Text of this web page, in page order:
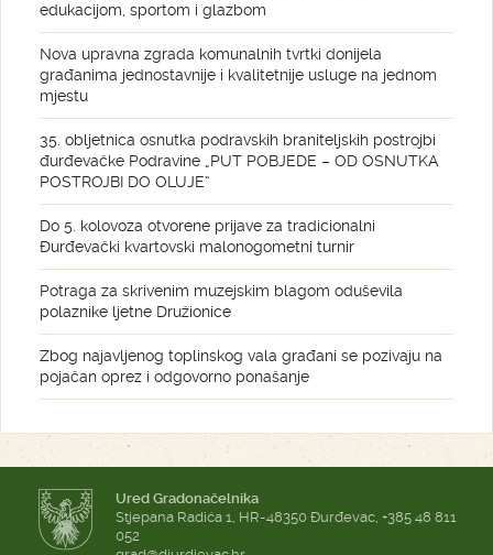
edukacijom, sportom i glazbom
Nova upravna zgrada komunalnih tvrtki donijela
građanima jednostavnije i kvalitetnije usluge na jednom
mjestu
35. obljetnica osnutka podravskih braniteljskih postrojbi
đurđevačke Podravine „PUT POBJEDE – OD OSNUTKA
POSTROJBI DO OLUJE“
Do 5. kolovoza otvorene prijave za tradicionalni
Đurđevački kvartovski malonogometni turnir
Potraga za skrivenim muzejskim blagom oduševila
polaznike ljetne Družionice
Zbog najavljenog toplinskog vala građani se pozivaju na
pojačan oprez i odgovorno ponašanje
Ured Gradonačelnika
Stjepana Radića 1, HR-48350 Đurđevac, +385 48 811
052